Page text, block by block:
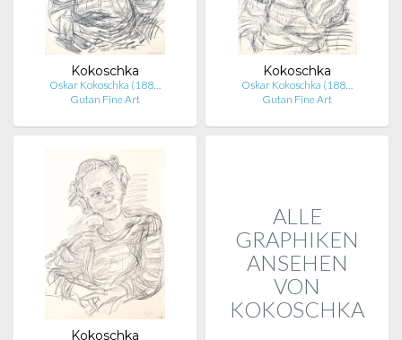
Kokoschka
Oskar Kokoschka (188…
Gutan Fine Art
Kokoschka
Oskar Kokoschka (188…
Gutan Fine Art
Kokoschka
ALLE
GRAPHIKEN
ANSEHEN
VON
KOKOSCHKA